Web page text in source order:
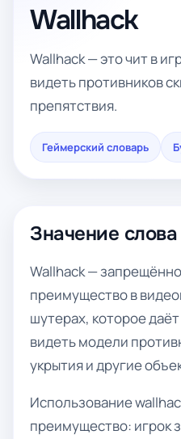
Wallhack
Wallhack — это чит в
видеть противников
препятствия.
Геймерский словарь
Значение слова
Wallhack —
преимущество в
шутерах, которое
видеть модели
укрытия и другие
Использование
преимущество: игрок